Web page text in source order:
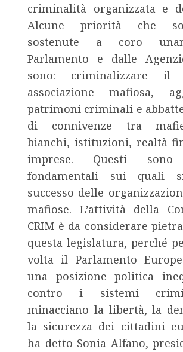
criminalità organizzata e
Alcune priorità che
sostenute a coro
Parlamento e dalle
sono: criminalizzare
associazione mafiosa,
patrimoni criminali e
di connivenze tra
bianchi, istituzioni, realtà
imprese. Questi sono
fondamentali sui quali
successo delle
mafiose. L’attività della
CRIM è da considerare
questa legislatura, perché
volta il Parlamento
una posizione politica
contro i sistemi
minacciano la libertà, la
la sicurezza dei cittadini
ha detto Sonia Alfano,